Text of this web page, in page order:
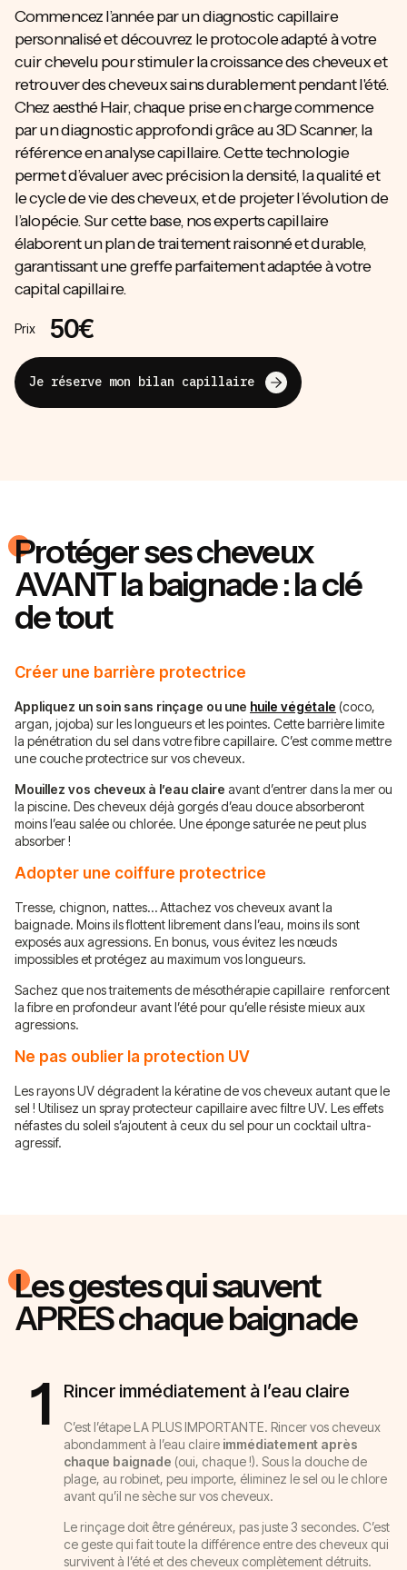
Commencez l’année par un diagnostic capillaire
personnalisé et découvrez le protocole adapté à votre
cuir chevelu pour stimuler la croissance des cheveux et
retrouver des cheveux sains durablement pendant l'été.
Chez aesthé Hair, chaque prise en charge commence
par un diagnostic approfondi grâce au 3D Scanner, la
référence en analyse capillaire. Cette technologie
permet d’évaluer avec précision la densité, la qualité et
le cycle de vie des cheveux, et de projeter l’évolution de
l’alopécie. Sur cette base, nos experts capillaire
élaborent un plan de traitement raisonné et durable,
garantissant une greffe parfaitement adaptée à votre
capital capillaire.
Prix 50€
Je réserve mon bilan capillaire
Protéger ses cheveux
AVANT la baignade : la clé
de tout
Créer une barrière protectrice
Appliquez un soin sans rinçage ou une huile végétale (coco,
argan, jojoba) sur les longueurs et les pointes. Cette barrière limite
la pénétration du sel dans votre fibre capillaire. C’est comme mettre
une couche protectrice sur vos cheveux.
Mouillez vos cheveux à l’eau claire avant d’entrer dans la mer ou
la piscine. Des cheveux déjà gorgés d’eau douce absorberont
moins l’eau salée ou chlorée. Une éponge saturée ne peut plus
absorber !
Adopter une coiffure protectrice
Tresse, chignon, nattes… Attachez vos cheveux avant la
baignade. Moins ils flottent librement dans l’eau, moins ils sont
exposés aux agressions. En bonus, vous évitez les nœuds
impossibles et protégez au maximum vos longueurs.
Sachez que nos traitements de mésothérapie capillaire renforcent
la fibre en profondeur avant l’été pour qu’elle résiste mieux aux
agressions.
Ne pas oublier la protection UV
Les rayons UV dégradent la kératine de vos cheveux autant que le
sel ! Utilisez un spray protecteur capillaire avec filtre UV. Les effets
néfastes du soleil s’ajoutent à ceux du sel pour un cocktail ultra-
agressif.
Les gestes qui sauvent
APRES chaque baignade
1 Rincer immédiatement à l’eau claire
C’est l’étape LA PLUS IMPORTANTE. Rincer vos cheveux
abondamment à l’eau claire immédiatement après
chaque baignade (oui, chaque !). Sous la douche de
plage, au robinet, peu importe, éliminez le sel ou le chlore
avant qu’il ne sèche sur vos cheveux.
Le rinçage doit être généreux, pas juste 3 secondes. C’est
ce geste qui fait toute la différence entre des cheveux qui
survivent à l’été et des cheveux complètement détruits.